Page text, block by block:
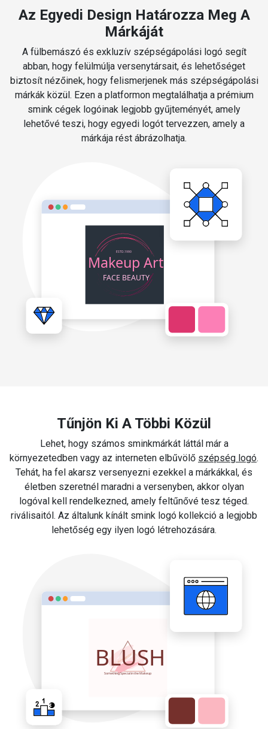
Az Egyedi Design Határozza Meg A
Márkáját
A fülbemászó és exkluzív szépségápolási logó segít
abban, hogy felülmúlja versenytársait, és lehetőséget
biztosít nézőinek, hogy felismerjenek más szépségápolási
márkák közül. Ezen a platformon megtalálhatja a prémium
smink cégek logóinak legjobb gyűjteményét, amely
lehetővé teszi, hogy egyedi logót tervezzen, amely a
márkája rést ábrázolhatja.
Tűnjön Ki A Többi Közül
Lehet, hogy számos sminkmárkát láttál már a
környezetedben vagy az interneten elbűvölő szépség logó.
Tehát, ha fel akarsz versenyezni ezekkel a márkákkal, és
életben szeretnél maradni a versenyben, akkor olyan
logóval kell rendelkezned, amely feltűnővé tesz téged.
riválisaitól. Az általunk kínált smink logó kollekció a legjobb
lehetőség egy ilyen logó létrehozására.